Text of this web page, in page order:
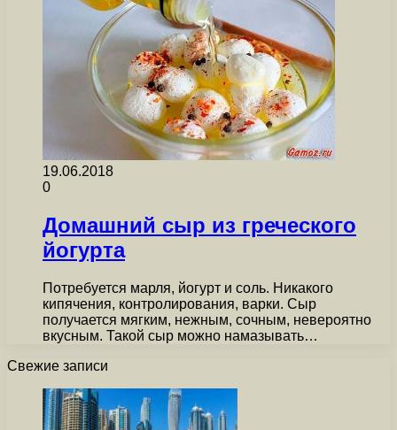
19.06.2018
0
Домашний сыр из греческого
йогурта
Потребуется марля, йогурт и соль. Никакого
кипячения, контролирования, варки. Сыр
получается мягким, нежным, сочным, невероятно
вкусным. Такой сыр можно намазывать…
Свежие записи